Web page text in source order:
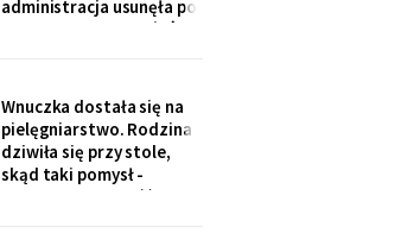
administracja usunęła po
„skargach mieszkańców"
jedenaście podpisów.
Rozpoznałam charakter
pisma córki - ma tu
kawalerkę pod wynajem.
„Mamo, bez przesady
Wnuczka dostała się na
pielęgniarstwo. Rodzina
dziwiła się przy stole,
skąd taki pomysł -
przecież mogła „iść na